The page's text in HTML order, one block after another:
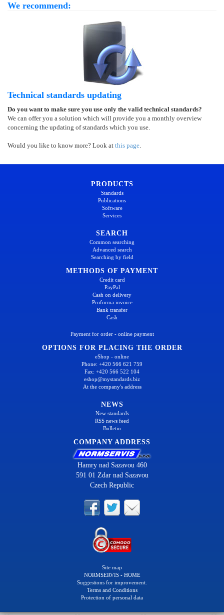
We recommend:
Technical standards updating
Do you want to make sure you use only the valid technical standards?
We can offer you a solution which will provide you a monthly overview
concerning the updating of standards which you use.
Would you like to know more? Look at this page.
PRODUCTS
Standards
Publications
Software
Services
SEARCH
Common searching
Advanced search
Searching by field
METHODS OF PAYMENT
Credit card
PayPal
Cash on delivery
Proforma invoice
Bank transfer
Cash
Payment for order - online payment
OPTIONS FOR PLACING THE ORDER
eShop - online
Phone: +420 566 621 759
Fax: +420 566 522 104
eshop@mystandards.biz
At the company's address
NEWS
New standards
RSS news feed
Bulletin
COMPANY ADDRESS
Hamry nad Sazavou 460
591 01 Zdar nad Sazavou
Czech Republic
Site map
NORMSERVIS - HOME
Suggestions for improvement.
Terms and Conditions
Protection of personal data